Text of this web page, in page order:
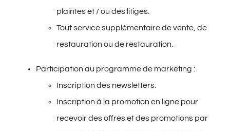
plaintes et / ou des litiges.
Tout service supplémentaire de vente, de
restauration ou de restauration.
Participation au programme de marketing :
Inscription des newsletters.
Inscription à la promotion en ligne pour
recevoir des offres et des promotions par